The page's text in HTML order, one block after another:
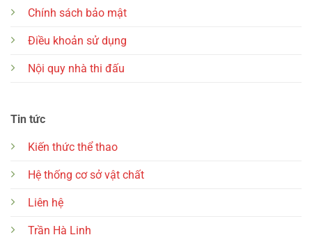
Chính sách bảo mật
Điều khoản sử dụng
Nội quy nhà thi đấu
Tin tức
Kiến thức thể thao
Hệ thống cơ sở vật chất
Liên hệ
Trần Hà Linh